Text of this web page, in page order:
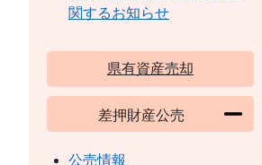
関するお知らせ
県有資産売却
差押財産公売
公売情報